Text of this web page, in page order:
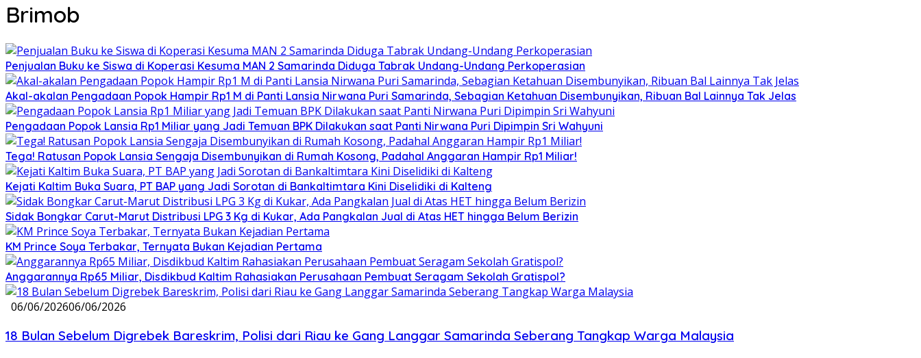
Brimob
Penjualan Buku ke Siswa di Koperasi Kesuma MAN 2 Samarinda Diduga Tabrak Undang-Undang Perkoperasian
Akal-akalan Pengadaan Popok Hampir Rp1 M di Panti Lansia Nirwana Puri Samarinda, Sebagian Ketahuan Disembunyikan, Ribuan Bal Lainnya Tak Jelas
Pengadaan Popok Lansia Rp1 Miliar yang Jadi Temuan BPK Dilakukan saat Panti Nirwana Puri Dipimpin Sri Wahyuni
Tega! Ratusan Popok Lansia Sengaja Disembunyikan di Rumah Kosong, Padahal Anggaran Hampir Rp1 Miliar!
Kejati Kaltim Buka Suara, PT BAP yang Jadi Sorotan di Bankaltimtara Kini Diselidiki di Kalteng
Sidak Bongkar Carut-Marut Distribusi LPG 3 Kg di Kukar, Ada Pangkalan Jual di Atas HET hingga Belum Berizin
KM Prince Soya Terbakar, Ternyata Bukan Kejadian Pertama
Anggarannya Rp65 Miliar, Disdikbud Kaltim Rahasiakan Perusahaan Pembuat Seragam Sekolah Gratispol?
06/06/202606/06/2026
18 Bulan Sebelum Digrebek Bareskrim, Polisi dari Riau ke Gang Langgar Samarinda Seberang Tangkap Warga Malaysia